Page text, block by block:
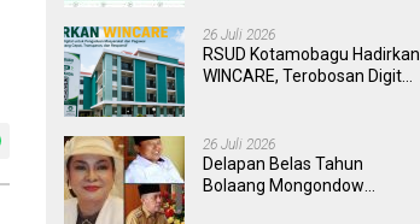
Dipantau Dan Ditangani
dengan Tuntas
26 Juli 2026
RSUD Kotamobagu Hadirkan
WINCARE, Terobosan Digital
yang Cepat, Transparan, dan
Responsif
26 Juli 2026
Delapan Belas Tahun
Bolaang Mongondow